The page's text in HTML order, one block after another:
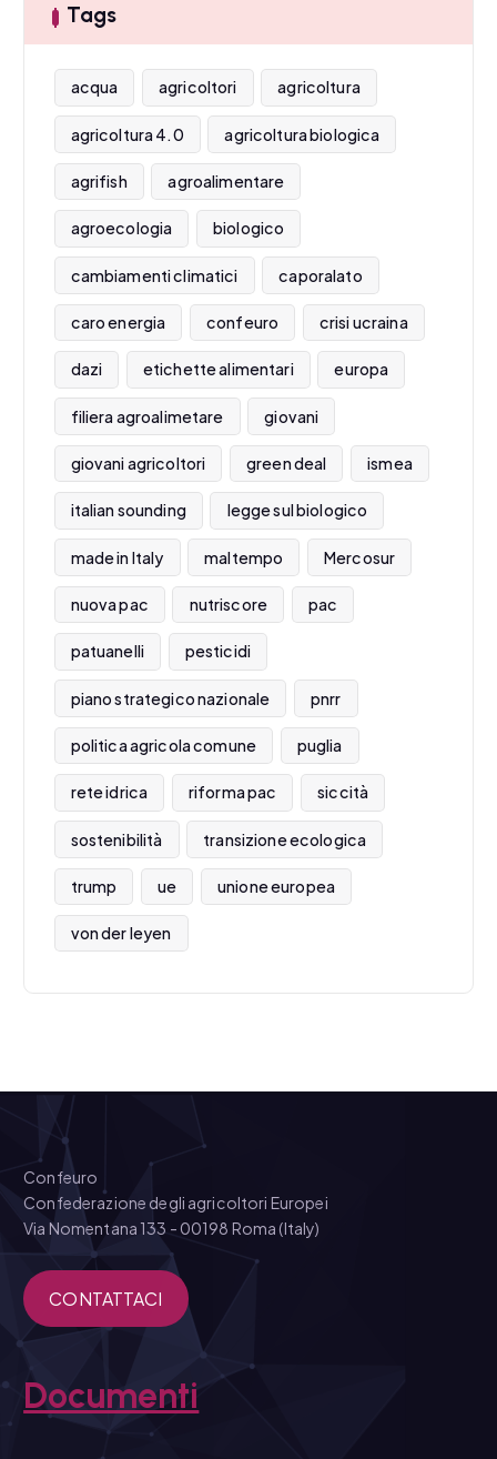
Tags
acqua agricoltori agricoltura
agricoltura 4.0 agricoltura biologica
agrifish agroalimentare
agroecologia biologico
cambiamenti climatici caporalato
caro energia confeuro crisi ucraina
dazi etichette alimentari europa
filiera agroalimetare giovani
giovani agricoltori green deal ismea
italian sounding legge sul biologico
made in Italy maltempo Mercosur
nuova pac nutriscore pac
patuanelli pesticidi
piano strategico nazionale pnrr
politica agricola comune puglia
rete idrica riforma pac siccità
sostenibilità transizione ecologica
trump ue unione europea
von der leyen
Confeuro
Confederazione degli agricoltori Europei
Via Nomentana 133 - 00198 Roma (Italy)
CONTATTACI
Documenti